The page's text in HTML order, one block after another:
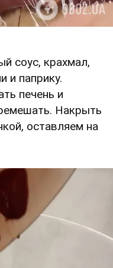
соус, крахмал,
и паприку.
печень и
Накрыть
оставляем на